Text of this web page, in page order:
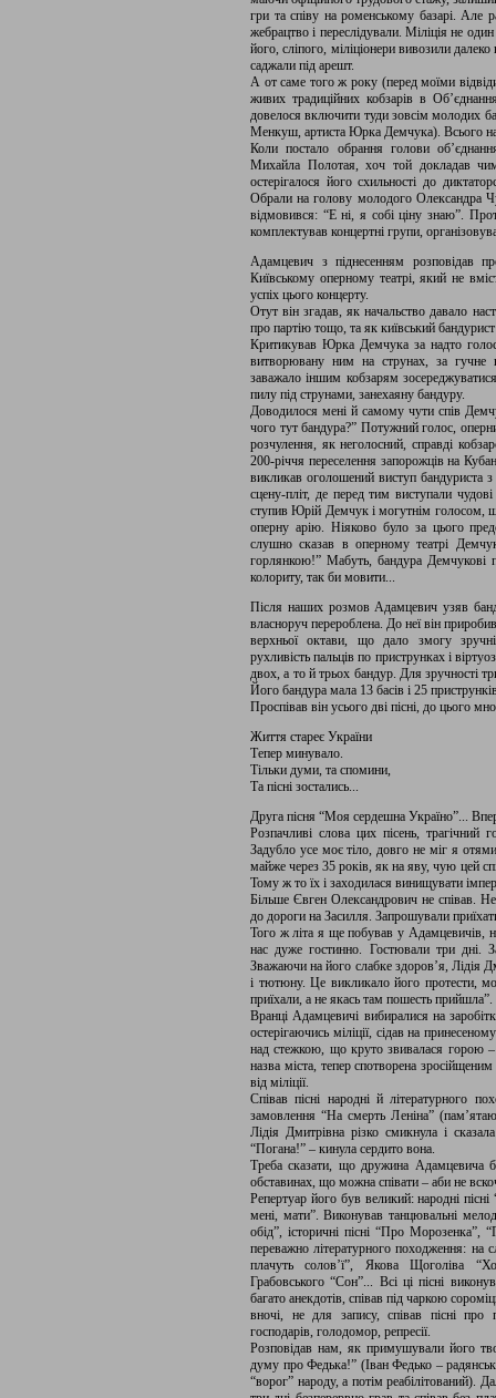
гри та співу на роменському базарі. Але
жебрацтво і переслідували. Міліція не
його, сліпого, міліціонери вивозили
саджали під арешт.
А от саме того ж року (перед моїми
живих традиційних кобзарів в
довелося включити туди зовсім молодих
Менкуш, артиста Юрка Демчука). Всього
Коли постало обрання голови
Михайла Полотая, хоч той докладав
остерігалося його схильності до
Обрали на голову молодого Олександра
відмовився: “Е ні, я собі ціну знаю”.
комплектував концертні групи,
Адамцевич з піднесенням розповідав
Київському оперному театрі, який не
успіх цього концерту.
Отут він згадав, як начальство давало
про партію тощо, та як київський
Критикував Юрка Демчука за надто
витворювану ним на струнах, за
заважало іншим кобзарям
пилу під струнами, занехаяну бандуру.
Доводилося мені й самому чути спів
чого тут бандура?” Потужний голос,
розчулення, як неголосний, справді
200-річчя переселення запорожців на
викликав оголошений виступ бандуриста
сцену-пліт, де перед тим виступали
ступив Юрій Демчук і могутнім голосом,
оперну арію. Ніяково було за цього
слушно сказав в оперному театрі
горлянкою!” Мабуть, бандура Демчукові
колориту, так би мовити...
Після наших розмов Адамцевич узяв
власноруч перероблена. До неї він
верхньої октави, що дало змогу
рухливість пальців по приструнках і
двох, а то й трьох бандур. Для зручності
Його бандура мала 13 басів і 25
Проспівав він усього дві пісні, до цього
Життя стареє України
Тепер минувало.
Тільки думи, та спомини,
Та пісні зостались...
Друга пісня “Моя сердешна Україно”...
Розпачливі слова цих пісень, трагічний
Задубло усе моє тіло, довго не міг я
майже через 35 років, як на яву, чую цей
Тому ж то їх і заходилася винищувати
Більше Євген Олександрович не співав.
до дороги на Засилля. Запрошували
Того ж літа я ще побував у Адамцевичів,
нас дуже гостинно. Гостювали три дні.
Зважаючи на його слабке здоров’я, Лідія
і тютюну. Це викликало його протести,
приїхали, а не якась там пошесть
Вранці Адамцевичі вибиралися на
остерігаючись міліції, сідав на
над стежкою, що круто звивалася горою
назва міста, тепер спотворена
від міліції.
Співав пісні народні й літературного
замовлення “На смерть Леніна”
Лідія Дмитрівна різко смикнула і
“Погана!” – кинула сердито вона.
Треба сказати, що дружина Адамцевича
обставинах, що можна співати – аби не
Репертуар його був великий: народні
мені, мати”. Виконував танцювальні
обід”, історичні пісні “Про
переважно літературного походження:
плачуть солов’ї”, Якова Щоголіва
Грабовського “Сон”... Всі ці пісні
багато анекдотів, співав під чаркою
вночі, не для запису, співав пісні про
господарів, голодомор, репресії.
Розповідав нам, як примушували його
думу про Федька!” (Іван Федько –
“ворог” народу, а потім реабілітований).